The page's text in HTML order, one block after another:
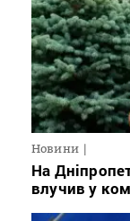
Новини
На
влучив у